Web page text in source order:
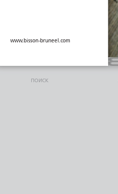
www.bisson-bruneel.com
ПОИСК